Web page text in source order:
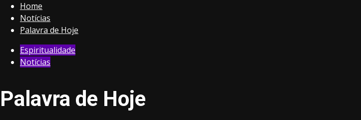
Home
Notícias
Palavra de Hoje
Espiritualidade
Notícias
Palavra de Hoje